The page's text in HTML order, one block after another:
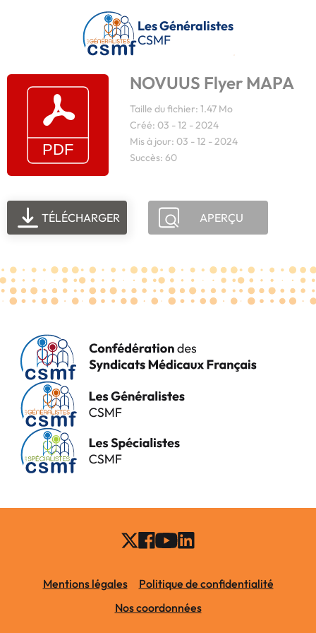
Passer au contenu principal
Les Généralistes
CSMF
NOVUUS Flyer MAPA
Taille du fichier: 1.47 Mo
Créé: 03 - 12 - 2024
Mis à jour: 03 - 12 - 2024
Succès: 60
TÉLÉCHARGER APERÇU
Mentions légales
Politique de confidentialité
Nos coordonnées